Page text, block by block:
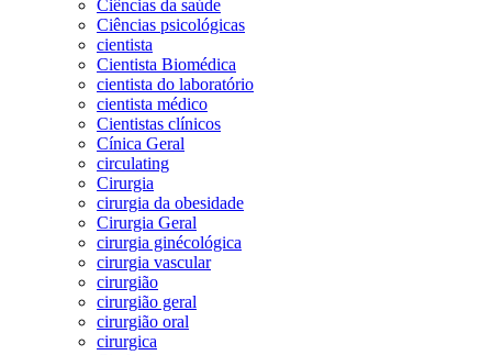
Ciências da saúde
Ciências psicológicas
cientista
Cientista Biomédica
cientista do laboratório
cientista médico
Cientistas clínicos
Cínica Geral
circulating
Cirurgia
cirurgia da obesidade
Cirurgia Geral
cirurgia ginécológica
cirurgia vascular
cirurgião
cirurgião geral
cirurgião oral
cirurgica